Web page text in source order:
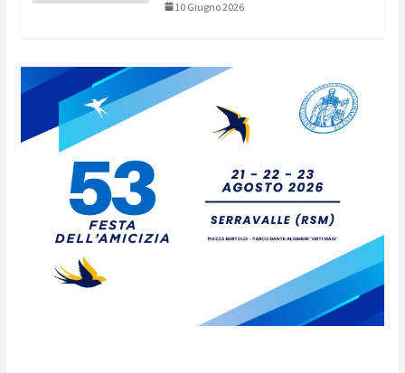
10 Giugno 2026